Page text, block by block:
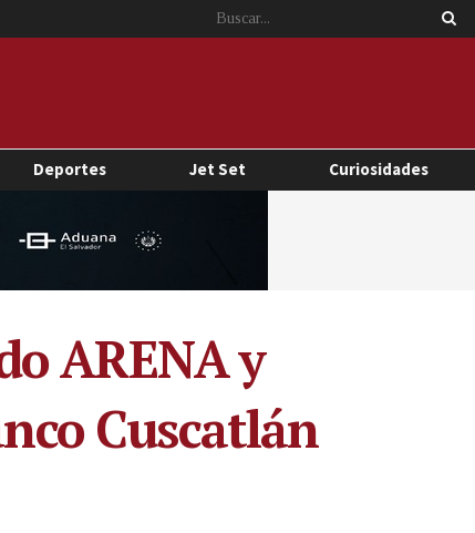
Deportes Jet Set Curiosidades
ARENA y
Cuscatlán